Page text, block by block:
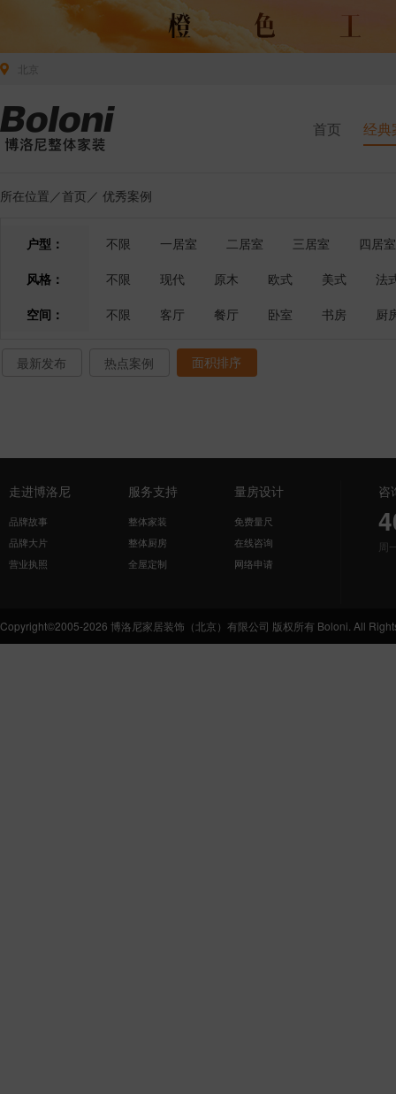
首页 经典
所在位置／首页 ／ 优秀案例
户型： 不限 一居室 二居室 三居室
四居室
风格：
不限 现代 原木 欧式 美式
法
空间：
不限 客厅 餐厅 卧室 书房 厨
最新发布 热点案例 面积排序
走进博洛尼
品牌故事
品牌大片
营业执照
服务支持
整体家装
整体厨房
全屋定制
量房设计
免费量尺
在线咨询
网络申请
咨
周
Copyright©2005-2026 博洛尼家居装饰（北京）有限公司 版权所有 Boloni. All